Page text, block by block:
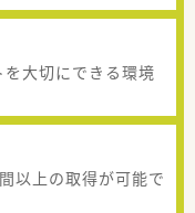
大切にできる環境
以上の取得が可能で